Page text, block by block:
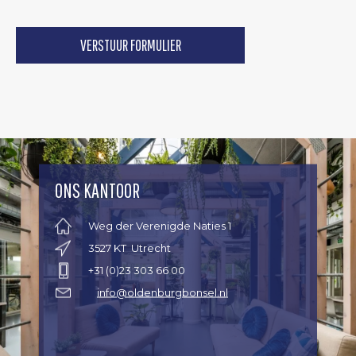
ONS KANTOOR
Weg der Verenigde Naties 1
3527 KT Utrecht
+31 (0)23 303 66 00
info@oldenburgbonsel.nl